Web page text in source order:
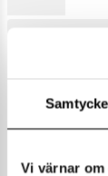
Samtycke
Vi värnar